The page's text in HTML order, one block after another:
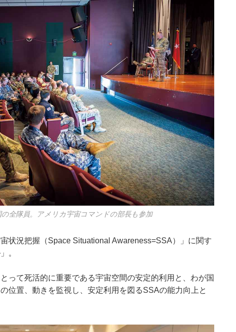
全隊員。アメリカ宇宙コマンドの部長も参加
状況把握（Space Situational Awareness=SSA）」に関す
。
って死活的に重要である宇宙空間の安定的利用と、わが国
の位置、動きを監視し、安定利用を図るSSAの能力向上と